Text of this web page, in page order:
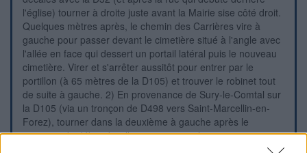
l'église) tourner à droite juste avant la Mairie sise côté droit.
Quelques mètres après, le chemin des Carrières vire à
gauche pour passer devant le cimetière situé à l'angle avec
l'allée en face qui dessert un portail latéral puis le nouveau
cimetière. Virer et s'arrêter aussitôt pour entrer par le
portillon (à 65 mètres de la D105) et trouver le robinet tout
de suite à gauche. 2) En provenance de Sury-le-Comtal sur
la D105 (via un tronçon de D498 vers Saint-Marcellin-en-
Forez), tourner dans la deuxième à gauche après le
panneau de début de village et juste après un panneau